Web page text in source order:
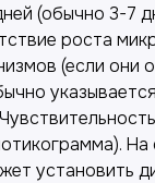
(обычно 3-7
роста
(если они
На
установить